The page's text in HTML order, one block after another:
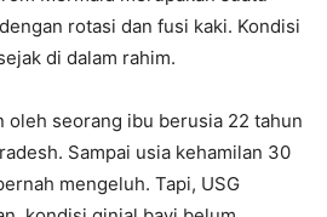
rotasi dan fusi kaki. Kondisi
di dalam rahim.
oleh seorang ibu berusia 22 tahun
Sampai usia kehamilan 30
mengeluh. Tapi, USG